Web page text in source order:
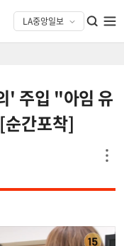
' 주입 "아임 유
간포착]